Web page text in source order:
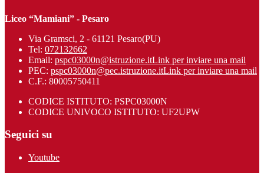
Liceo “Mamiani” - Pesaro
Via Gramsci, 2 - 61121 Pesaro(PU)
Tel: 072132662
Email: pspc03000n@istruzione.itLink per inviare una mail
PEC: pspc03000n@pec.istruzione.itLink per inviare una mail
C.F.: 80005750411
CODICE ISTITUTO: PSPC03000N
CODICE UNIVOCO ISTITUTO: UF2UPW
Seguici su
Youtube